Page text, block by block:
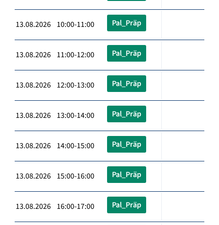
13.08.2026 10:00-11:00 Pal_Präp
13.08.2026 11:00-12:00 Pal_Präp
13.08.2026 12:00-13:00 Pal_Präp
13.08.2026 13:00-14:00 Pal_Präp
13.08.2026 14:00-15:00 Pal_Präp
13.08.2026 15:00-16:00 Pal_Präp
13.08.2026 16:00-17:00 Pal_Präp